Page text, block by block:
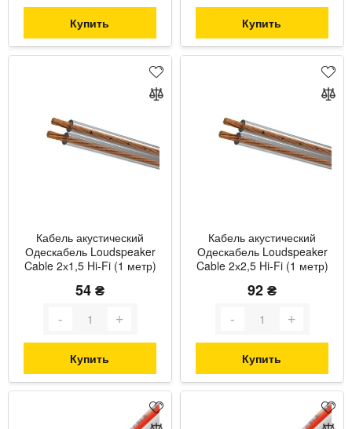
Купить Купить
Кабель акустический
Одескабель Loudspeaker
Cable 2х1,5 Hi-Fi (1 метр)
54 ₴
Купить
Кабель акустический
Одескабель Loudspeaker
Cable 2х2,5 Hi-Fi (1 метр)
92 ₴
Купить